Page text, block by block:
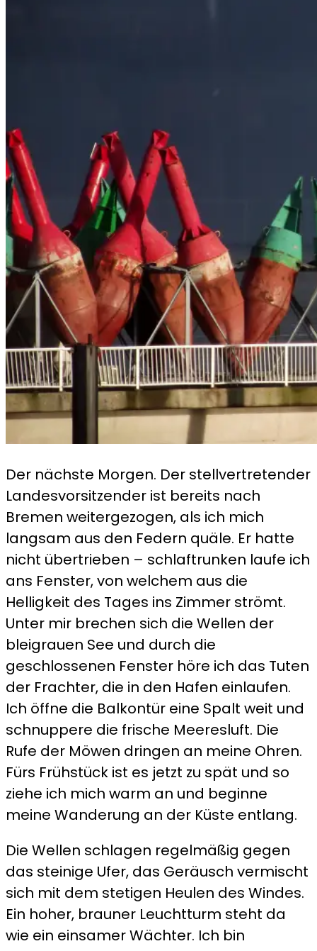
Der nächste Morgen. Der stellvertretender
Landesvorsitzender ist bereits nach
Bremen weitergezogen, als ich mich
langsam aus den Federn quäle. Er hatte
nicht übertrieben – schlaftrunken laufe ich
ans Fenster, von welchem aus die
Helligkeit des Tages ins Zimmer strömt.
Unter mir brechen sich die Wellen der
bleigrauen See und durch die
geschlossenen Fenster höre ich das Tuten
der Frachter, die in den Hafen einlaufen.
Ich öffne die Balkontür eine Spalt weit und
schnuppere die frische Meeresluft. Die
Rufe der Möwen dringen an meine Ohren.
Fürs Frühstück ist es jetzt zu spät und so
ziehe ich mich warm an und beginne
meine Wanderung an der Küste entlang.
Die Wellen schlagen regelmäßig gegen
das steinige Ufer, das Geräusch vermischt
sich mit dem stetigen Heulen des Windes.
Ein hoher, brauner Leuchtturm steht da
wie ein einsamer Wächter. Ich bin